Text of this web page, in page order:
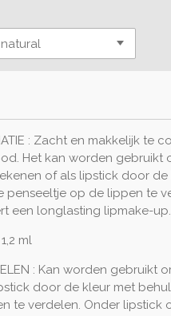
: Zacht en makkelijk te
Het kan worden gebruikt
of als lipstick door
penseeltje op de lippen te
een longlasting lipmake-up.
1,2 ml
: Kan worden gebruikt
door de kleur met
te verdelen. Onder lipstick